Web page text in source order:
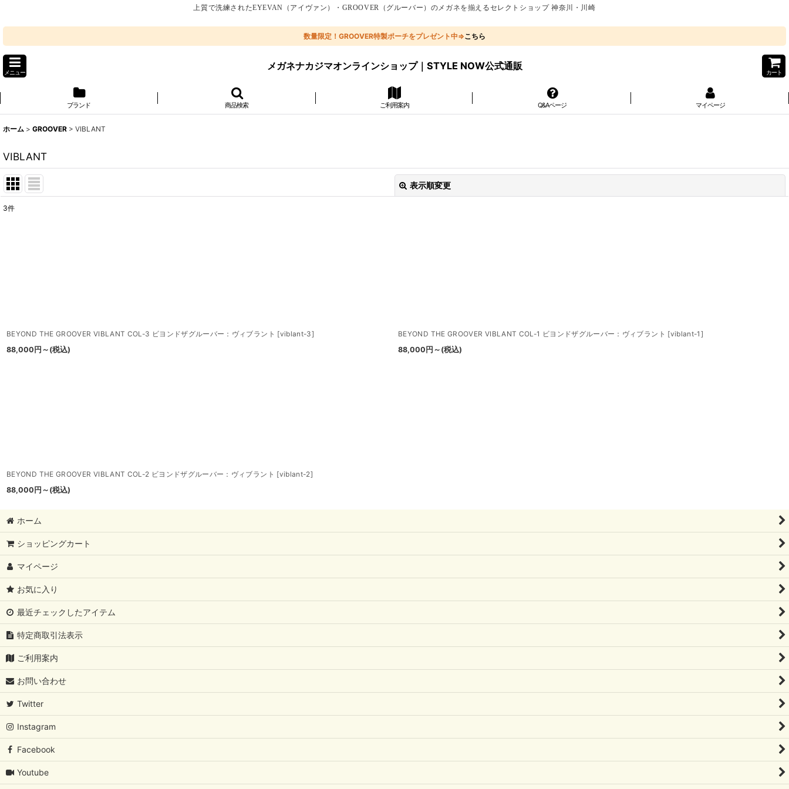
上質で洗練されたEYEVAN（アイヴァン）・GROOVER（グルーバー）のメガネを揃えるセレクトショップ 神奈川・川崎
数量限定！GROOVER特製ポーチをプレゼント中⇒こちら
メニュー
メガネナカジマオンラインショップ｜STYLE NOW公式通販
カート
ブランド 商品検索 ご利用案内 Q&Aページ マイページ
ホーム > GROOVER > VIBLANT
VIBLANT
表示順変更
3件
BEYOND THE GROOVER VIBLANT COL-3 ビヨンドザグルーバー：ヴィブラント [viblant-3]
88,000 円 ～ (税込)
BEYOND THE GROOVER VIBLANT COL-1 ビヨンドザグルーバー：ヴィブラント [viblant-1 ]
88,000 円 ～ (税込)
BEYOND THE GROOVER VIBLANT COL-2 ビヨンドザグルーバー：ヴィブラント [viblant-2]
88,000 円 ～ (税込)
ホーム
ショッピングカート
マイページ
お気に入り
最近チェックしたアイテム
特定商取引法表示
ご利用案内
お問い合わせ
Twitter
Instagram
Facebook
Youtube